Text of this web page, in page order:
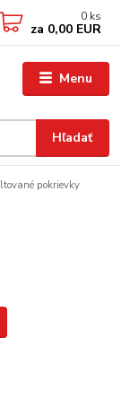
Menu
Hľadať
0 ks
za 0,00 EUR
pokrievky